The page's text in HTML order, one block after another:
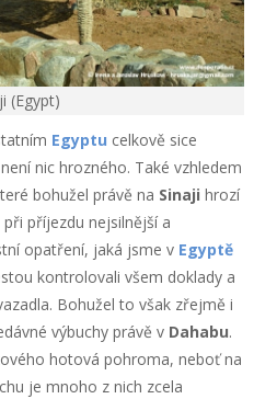
(Egypt)
Egyptu celkově sice
nic hrozného. Také vzhledem
bohužel právě na Sinaji hrozí
příjezdu nejsilnější a
opatření, jaká jsme v Egyptě
kontrolovali všem doklady a
Bohužel to však zřejmě i
výbuchy právě v Dahabu.
hotová pohroma, neboť na
je mnoho z nich zcela